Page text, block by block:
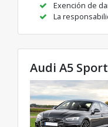
Exención de
La
Audi A5